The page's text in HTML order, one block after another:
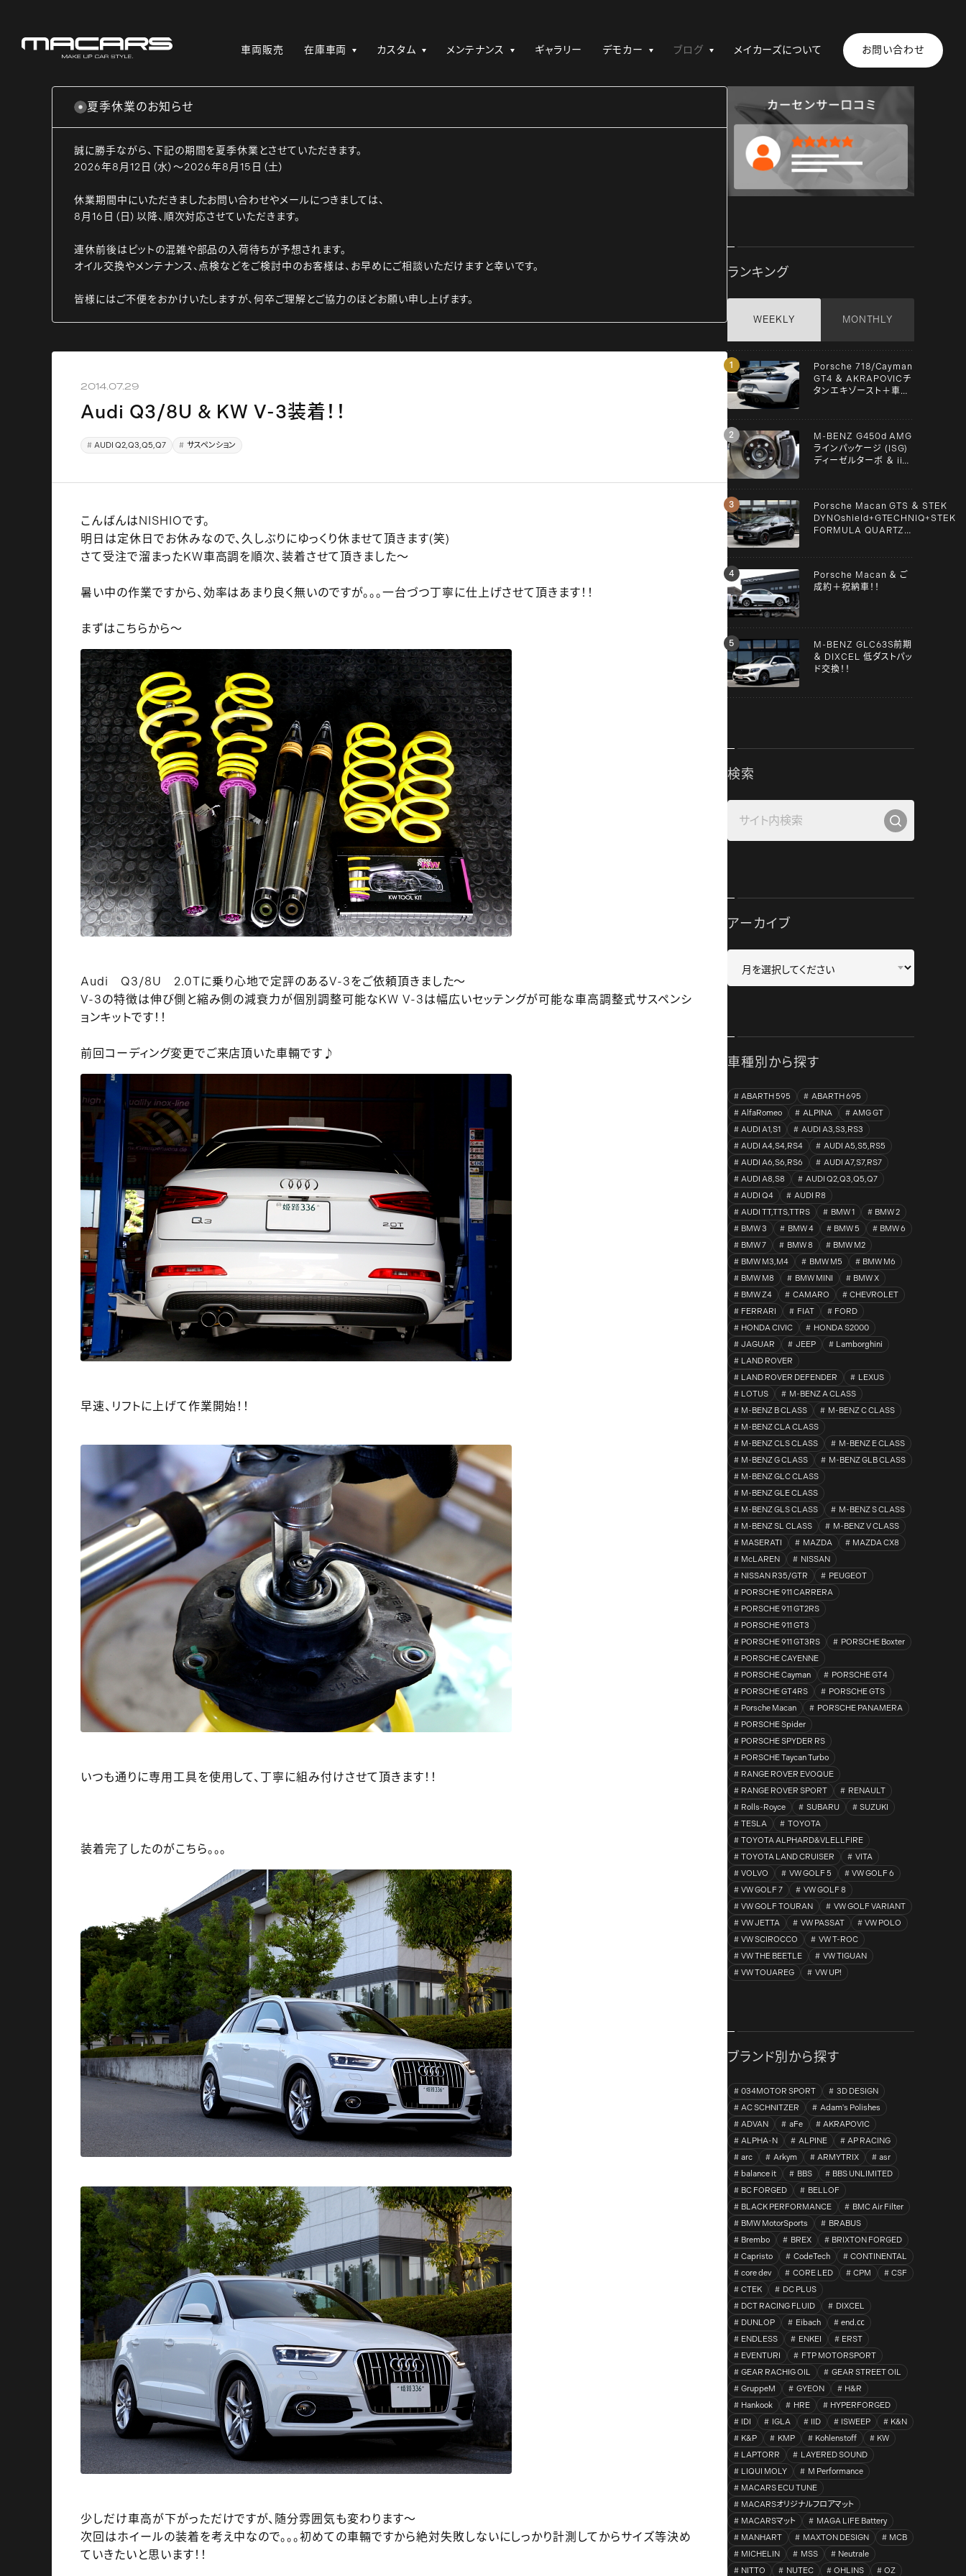
車両販売 在庫車両 カスタム メンテナンス ギャラリー デモカー ブログ メイカーズについて お問い合わせ
夏季休業のお知らせ
誠に勝手ながら、下記の期間を夏季休業とさせていただきます。
2026年8月12日（水）～2026年8月15日（土）
休業期間中にいただきましたお問い合わせやメールにつきましては、
8月16日（日）以降、順次対応させていただきます。
連休前後はピットの混雑や部品の入荷待ちが予想されます。
オイル交換やメンテナンス、点検などをご検討中のお客様は、お早めにご相談いただけますと幸いです。
皆様にはご不便をおかけいたしますが、何卒ご理解とご協力のほどお願い申し上げます。
2014.07.29
Audi Q3/8U & KW V-3装着！！
AUDI Q2,Q3,Q5,Q7 サスペンション
こんばんはNISHIOです。
明日は定休日でお休みなので、久しぶりにゆっくり休ませて頂きます(笑)
さて受注で溜まったKW車高調を順次、装着させて頂きました～
暑い中の作業ですから、効率はあまり良く無いのですが。。。一台づつ丁寧に仕上げさせて頂きます！！
まずはこちらから～
Audi Q3/8U 2.0Tに乗り心地で定評のあるV-3をご依頼頂きました～
V-3の特徴は伸び側と縮み側の減衰力が個別調整可能なKW V-3は幅広いセッテングが可能な車高調整式サスペンシ
ョンキットです！！
前回コーディング変更でご来店頂いた車輛です♪
早速、リフトに上げて作業開始！！
いつも通りに専用工具を使用して、丁寧に組み付けさせて頂きます！！
装着完了したのがこちら。。。
少しだけ車高が下がっただけですが、随分雰囲気も変わります～
次回はホイールの装着を考え中なので。。。初めての車輛ですから絶対失敗しないにしっかり計測してからサイズ等決め
ていきたいと思います！！
ランキング
WEEKLY MONTHLY
Porsche 718/Cayman
GT4 ＆ AKRAPOVICチ
タンエキゾースト＋車検
M-BENZ G450d AMG
ラインパッケージ (ISG)
ディーゼルターボ ＆ iiD
Porsche Macan GTS ＆ STEK
DYNOshield+GTECHNIQ+STEK
FORMULA QUARTZ
Porsche Macan ＆ ご
成約＋祝納車！！
M-BENZ GLC63S前期
＆ DIXCEL 低ダストパッ
ド交換！！
検索
アーカイブ
車種別から探す
ABARTH 595
ABARTH 695
AlfaRomeo
ALPINA
AMG GT
AUDI A1,S1
AUDI A3,S3,RS3
AUDI A4,S4,RS4
AUDI A5,S5,RS5
AUDI A6,S6,RS6
AUDI A7,S7,RS7
AUDI A8,S8
AUDI Q2,Q3,Q5,Q7
AUDI Q4
AUDI R8
AUDI TT,TTS,TTRS
BMW 1
BMW 2
BMW 3
BMW 4 BMW 5
BMW 6
BMW 7
BMW 8
BMW M2
BMW M3,M4
BMW M5
BMW M6
BMW M8
BMW MINI
BMW X
BMW Z4
CAMARO
CHEVROLET
FERRARI
FIAT
FORD
HONDA CIVIC
HONDA S2000
JAGUAR
JEEP
Lamborghini
LAND ROVER
LAND ROVER DEFENDER
LEXUS
LOTUS
M-BENZ A CLASS
M-BENZ B CLASS
M-BENZ C CLASS
M-BENZ CLA CLASS
M-BENZ CLS CLASS
M-BENZ E CLASS
M-BENZ G CLASS
M-BENZ GLB CLASS
M-BENZ GLC CLASS
M-BENZ GLE CLASS
M-BENZ GLS CLASS
M-BENZ S CLASS
M-BENZ SL CLASS
M-BENZ V CLASS
MASERATI
MAZDA
MAZDA CX8
McLAREN
NISSAN
NISSAN R35/GTR
PEUGEOT
PORSCHE 911 CARRERA
PORSCHE 911 GT2RS
PORSCHE 911 GT3
PORSCHE 911 GT3RS
PORSCHE Boxter
PORSCHE CAYENNE
PORSCHE Cayman
PORSCHE GT4
PORSCHE GT4RS
PORSCHE GTS
Porsche Macan
PORSCHE PANAMERA
PORSCHE Spider
PORSCHE SPYDER RS
PORSCHE Taycan Turbo
RANGE ROVER EVOQUE
RANGE ROVER SPORT
RENAULT
Rolls-Royce
SUBARU
SUZUKI
TESLA
TOYOTA
TOYOTA ALPHARD&VLELLFIRE
TOYOTA LAND CRUISER
VITA
VOLVO
VW GOLF 5
VW GOLF 6
VW GOLF 7
VW GOLF 8
VW GOLF TOURAN
VW GOLF VARIANT
VW JETTA
VW PASSAT
VW POLO
VW SCIROCCO
VW T-ROC
VW THE BEETLE
VW TIGUAN
VW TOUAREG
VW UP!
ブランド別から探す
034MOTOR SPORT
3D DESIGN
AC SCHNITZER
Adam's Polishes
ADVAN
aFe
AKRAPOVIC
ALPHA-N
ALPINE
AP RACING
arc
Arkym ARMYTRIX
asr
balance it
BBS
BBS UNLIMITED
BC FORGED
BELLOF
BLACK PERFORMANCE
BMC Air Filter
BMW MotorSports
BRABUS
Brembo
BREX
BRIXTON FORGED
Capristo
CodeTech
CONTINENTAL
core dev
CORE LED CPM
CSF
CTEK
DC PLUS
DCT RACING FLUID
DIXCEL
DUNLOP
Eibach
end.㏄
ENDLESS
ENKEI
ERST
EVENTURI
FTP MOTORSPORT
GEAR RACHIG OIL
GEAR STREET OIL
GruppeM
GYEON
H&R
Hankook
HRE
HYPERFORGED
IDI
IGLA IID ISWEEP
K&N
K&P
KMP Kohlenstoff
KW
LAPTORR
LAYERED SOUND
LIQUI MOLY
M Performance
MACARS ECU TUNE
MACARSオリジナルフロアマット
MACARSマット
MAGA LIFE Battery
MANHART
MAXTON DESIGN
MCB
MICHELIN
MSS
Neutrale
NITTO
NUTEC OHLINS OZ